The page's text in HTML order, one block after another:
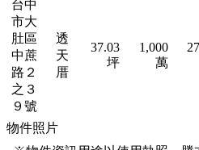
台中
市大
肚區
中蔗
路２
之３
９號
透
天
厝
37.03
坪
1,000
萬
物件照片